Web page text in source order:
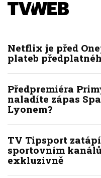
Netflix je před
plateb
Předpremiéra
naladíte zápas
Lyonem?
TV Tipsport
sportovním
exkluzivně